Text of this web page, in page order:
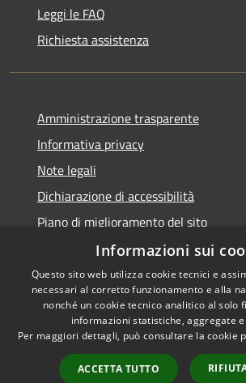
Leggi le FAQ
Richiesta assistenza
Amministrazione trasparente
Informativa privacy
Note legali
Dichiarazione di accessibilità
Piano di miglioramento del sito
Accessibilità
Privacy
Informazioni sui
Questo sito web utilizza cookie tecnici e
necessari al corretto funzionamento e alla
nonché un cookie tecnico analitico al solo
informazioni statistiche, aggregate
Per maggiori dettagli, può consultare la cookie
ACCETTA TUTTO